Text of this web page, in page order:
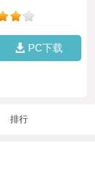
PC下载
排行